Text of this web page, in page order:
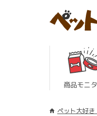
商品モニ
ペット大好き